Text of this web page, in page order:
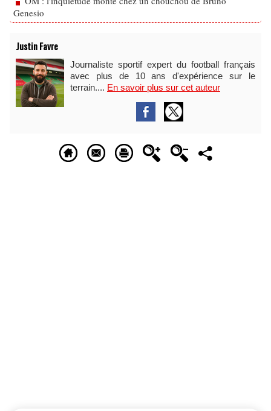
Genesio
Justin Favre
Journaliste sportif expert du football français
avec plus de 10 ans d'expérience sur le
terrain.... En savoir plus sur cet auteur